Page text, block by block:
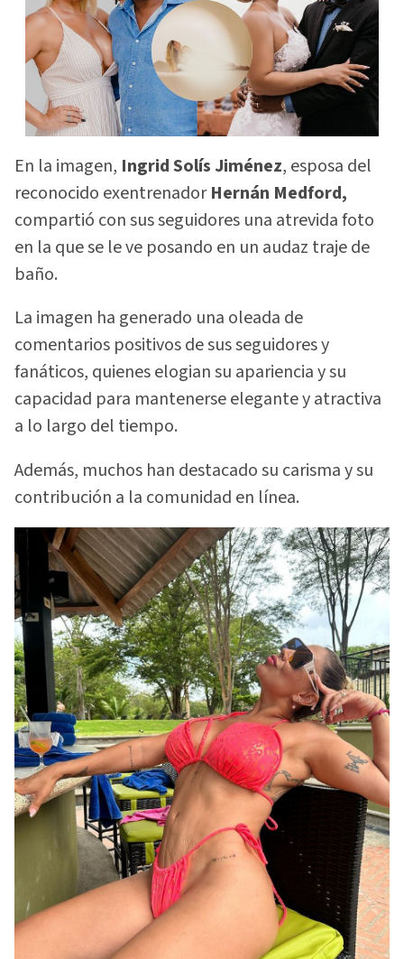
En la imagen, Ingrid Solís Jiménez, esposa del
reconocido exentrenadorHernán Medford,
compartió con sus seguidores una atrevida foto
en la que se le ve posando en un audaz traje de
baño.
La imagen ha generado una oleada de
comentarios positivos de sus seguidores y
fanáticos, quienes elogian su apariencia y su
capacidad para mantenerse elegante y atractiva
a lo largo del tiempo.
Además, muchos han destacado su carisma y su
contribución a la comunidad en línea.